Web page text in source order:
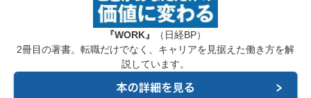
『WORK』
（日経BP）
2冊目の著書。転職だけでなく、キャリアを見据えた働き方を解
説しています。